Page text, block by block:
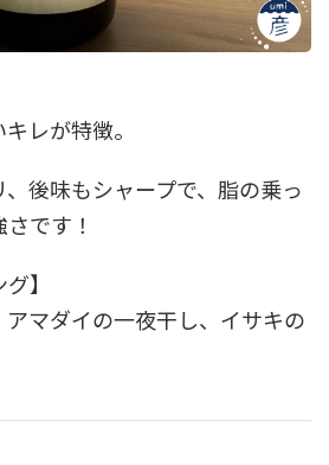
レが特徴。
後味もシャープで、脂の乗っ
です！
】
マダイの一夜干し、イサキの